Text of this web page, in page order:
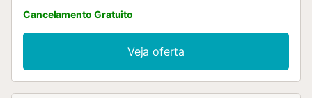
despensa com zona de lavagem Sala de jantar com ar
condicionado 2 sofás Cozinha completa (forno, micro-
ondas, vitrocerâmica, máquina de café elétrica, chaleira)
Exterior composto por: um amplo alpendre, casa de
banho, casita de churrasco com frigorífico e respetivos
Cancelamento Gratuito
Veja oferta